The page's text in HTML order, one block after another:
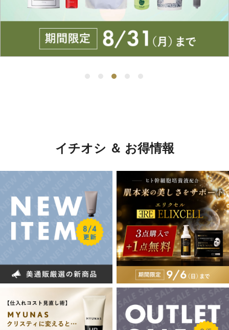
イチオシ ＆ お得情報